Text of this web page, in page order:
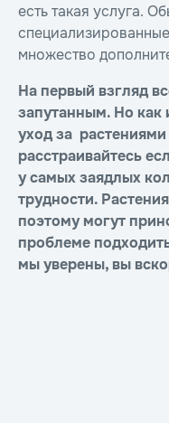
есть такая услуга.
множество
На первый взгляд
запутанным. Но
уход за
расстраивайтесь
у самых заядлых
трудности.
поэтому могут
проблеме
мы уверены, вы